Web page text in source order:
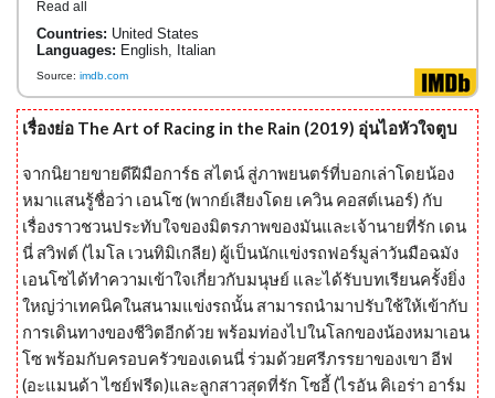
Read all
Countries: United States
Languages: English, Italian
Source: imdb.com
เรื่องย่อ The Art of Racing in the Rain (2019) อุ่นไอหัวใจตูบ
จากนิยายขายดีฝีมือการ์ธ สไตน์ สู่ภาพยนตร์ที่บอกเล่าโดยน้อง
หมาแสนรู้ชื่อว่า เอนโซ (พากย์เสียงโดย เควิน คอสต์เนอร์) กับ
เรื่องราวชวนประทับใจของมิตรภาพของมันและเจ้านายที่รัก เดน
นี่ สวิฟต์ (ไมโล เวนทิมิเกลีย) ผู้เป็นนักแข่งรถฟอร์มูล่าวันมือฉมัง
เอนโซได้ทำความเข้าใจเกี่ยวกับมนุษย์ และได้รับบทเรียนครั้งยิ่ง
ใหญ่ว่าเทคนิคในสนามแข่งรถนั้น สามารถนำมาปรับใช้ให้เข้ากับ
การเดินทางของชีวิตอีกด้วย พร้อมท่องไปในโลกของน้องหมาเอน
โซ พร้อมกับครอบครัวของเดนนี่ ร่วมด้วยศรีภรรยาของเขา อีฟ
(อะแมนด้า ไซย์ฟรีด)และลูกสาวสุดที่รัก โซอี้ (ไรอัน คิเอร่า อาร์ม